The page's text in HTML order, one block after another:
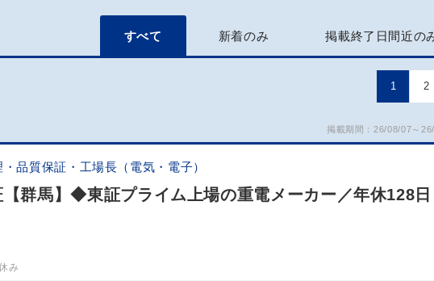
すべて 新着のみ 掲載終了日間近の
1 2
掲載期間：26/08/07～
品質保証・工場長（電気・電子）
群馬】◆東証プライム上場の重電メーカー／年休128日
み